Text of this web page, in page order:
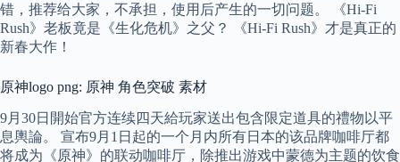
错，推荐给大家，不承担，使用后产生的一切问题。 《Hi-Fi
Rush》老板竟是《生化危机》之父？ 《Hi-Fi Rush》才是真正的
新春大作！
原神logo png: 原神 角色突破 素材
9月30日開始官方连续四天給玩家送出包含限定道具的禮物以平
息輿論。 宣布9月1日起的一个月内所有日本的该品牌咖啡厅都
将成为《原神》的联动咖啡厅，除推出游戏中蒙德为主题的饮食